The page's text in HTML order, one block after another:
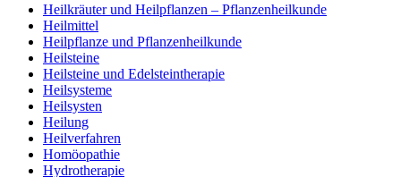
Heilkräuter und Heilpflanzen – Pflanzenheilkunde
Heilmittel
Heilpflanze und Pflanzenheilkunde
Heilsteine
Heilsteine und Edelsteintherapie
Heilsysteme
Heilsysten
Heilung
Heilverfahren
Homöopathie
Hydrotherapie